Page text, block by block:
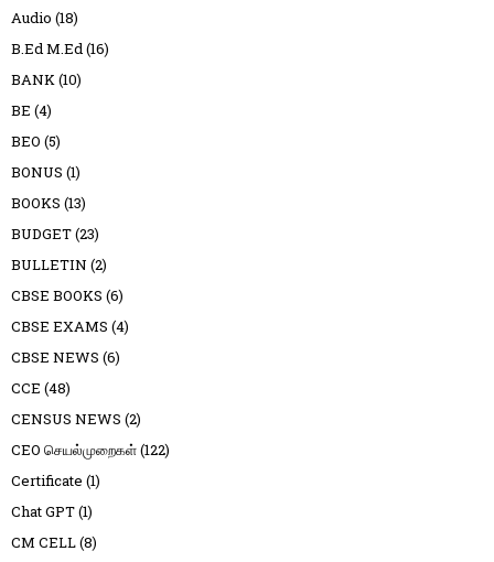
Audio (18)
B.Ed M.Ed(16)
BANK(10)
BE (4)
BEO (5)
BONUS (1)
BOOKS (13)
BUDGET(23)
BULLETIN (2)
CBSE BOOKS (6)
CBSE EXAMS (4)
CBSE NEWS (6)
CCE (48)
CENSUS NEWS (2)
CEO செயல்முறைகள்(122)
Certificate (1)
Chat GPT(1)
CM CELL(8)